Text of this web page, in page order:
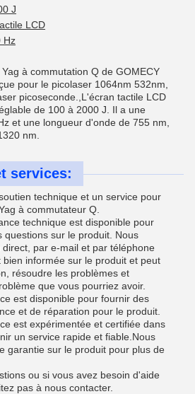
J
LCD
Hz
à commutation Q de GOMECY
pour le picolaser 1064nm 532nm,
picoseconde.,L'écran tactile LCD
de 100 à 2000 J. Il a une
et une longueur d'onde de 755 nm,
nm.
services:
technique et un service pour
à commutateur Q.
technique est disponible pour
questions sur le produit. Nous
par e-mail et par téléphone
bien informée sur le produit et peut
résoudre les problèmes et
que vous pourriez avoir.
est disponible pour fournir des
et de réparation pour le produit.
est expérimentée et certifiée dans
un service rapide et fiable.Nous
garantie sur le produit pour plus de
ou si vous avez besoin d'aide
pas à nous contacter.